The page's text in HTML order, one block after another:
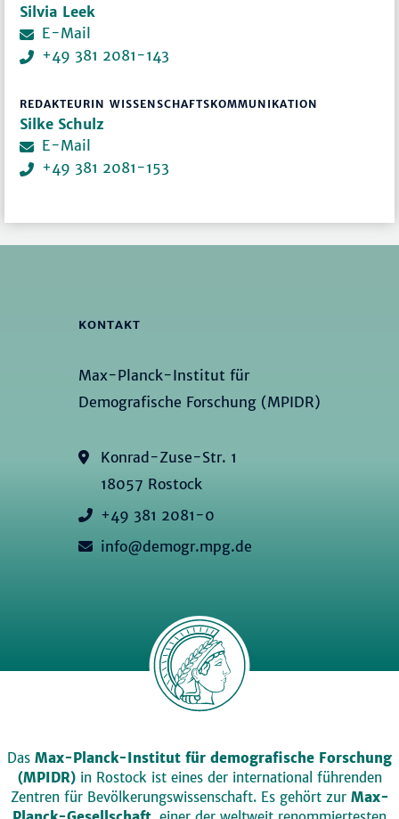
Silvia Leek
E-Mail
+49 381 2081-143
REDAKTEURIN WISSENSCHAFTSKOMMUNIKATION
Silke Schulz
E-Mail
+49 381 2081-153
KONTAKT
Max-Planck-Institut für
Demografische Forschung (MPIDR)
Konrad-Zuse-Str. 1
18057 Rostock
+49 381 2081-0
info@demogr.mpg.de
Das Max-Planck-Institut für demografische Forschung
(MPIDR)in Rostock ist eines der international führenden
Zentren für Bevölkerungswissenschaft. Es gehört zur Max-